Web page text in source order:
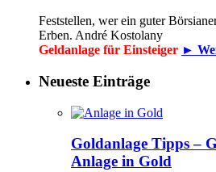
Feststellen, wer ein guter
Erben. André Kostolany
Geldanlage für Einsteiger ►
Neueste Einträge
Goldanlage Tipps –
Anlage in Gold